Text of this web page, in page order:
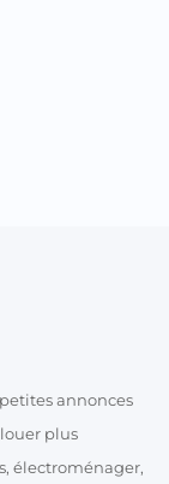
annonces
plus
électroménager,